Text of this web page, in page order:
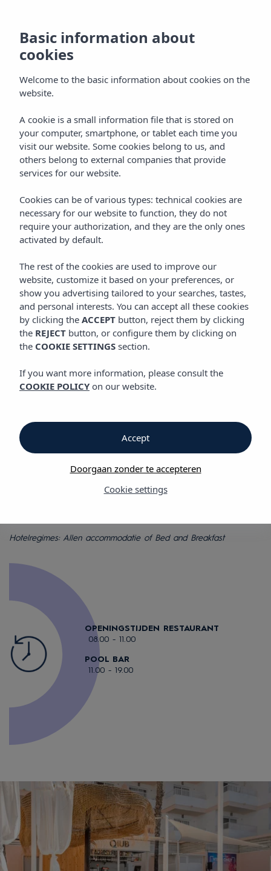
Gastronomie
Vibra Panoramic
Appartementen
Home Ibiza
Ibiza - Stad
Vibra Panoramic Appartementen
GASTRONOMIE
Gastronomie
Ontbijt en snackbar
Vibra Panoramic Appartementen
Bij Vibra Panoramic Appartementen kunt u genieten van een
gevarieerd aanbod aan voedsel dat deel uitmaakt van ons
ontbijt. Een compleet aanbod waarmee u uw batterijen kunt
Daarnaast is er bij de Vibra Panoramic Appartementen een
Hotelregimes: Allen accommodatie of Bed and Breakfast
OPENINGSTIJDEN RESTAURANT
08.00 - 11.00
POOL BAR
11.00 - 19.00
Basic information about
cookies
Welcome to the basic information about cookies on the
website.
A cookie is a small information file that is stored on
your computer, smartphone, or tablet each time you
visit our website. Some cookies belong to us, and
others belong to external companies that provide
services for our website.
Cookies can be of various types: technical cookies are
necessary for our website to function, they do not
require your authorization, and they are the only ones
activated by default.
The rest of the cookies are used to improve our
website, customize it based on your preferences, or
show you advertising tailored to your searches, tastes,
and personal interests. You can accept all these cookies
by clicking the ACCEPT button, reject them by clicking
the REJECT button, or configure them by clicking on
the COOKIE SETTINGS section.
If you want more information, please consult the
COOKIE POLICY on our website.
Cookie settings
Doorgaan zonder te accepteren
Accept